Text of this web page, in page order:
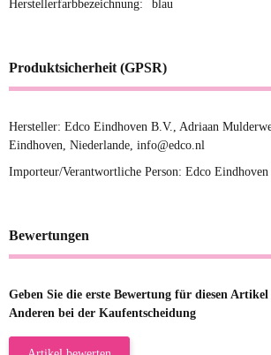
Herstellerfarbbezeichnung: blau
Produktsicherheit (GPSR)
Hersteller: Edco Eindhoven B.V., Adriaan
Eindhoven, Niederlande, info@edco.nl
Importeur/Verantwortliche Person: Edco Eindhoven
Bewertungen
Geben Sie die erste Bewertung für diesen
Anderen bei der Kaufentscheidung